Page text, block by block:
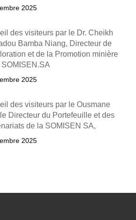
2025
des visiteurs par le Dr. Cheikh
Bamba Niang, Directeur de
et de la Promotion minière
2025
des visiteurs par le Ousmane
Directeur du Portefeuille et des
de la SOMISEN SA,
2025